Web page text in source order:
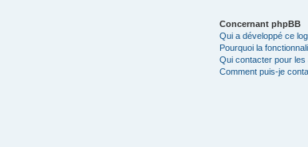
Concernant phpBB
Qui a développé ce
Pourquoi la
Qui contacter pour
Comment puis-je